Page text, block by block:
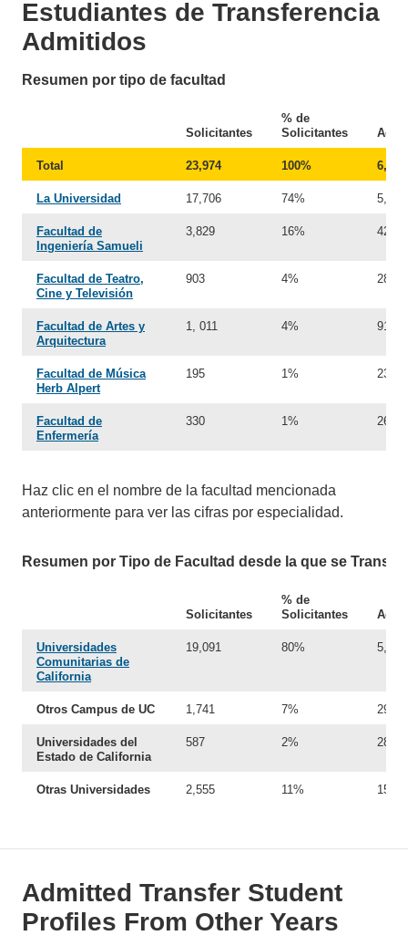
Estudiantes de Transferencia
Admitidos
Resumen por tipo de facultad
Solicitantes
% de
Solicitantes
Total 23,974 100% 6,189
La Universidad 17,706 74% 5,600
Facultad de
Ingeniería Samueli
3,829 16% 421
Facultad de Teatro,
Cine y Televisión
903 4% 28
Facultad de Artes y
Arquitectura
1, 011 4% 91
Facultad de Música
Herb Alpert
195 1% 23
Facultad de
Enfermería
330 1% 26
Haz clic en el nombre de la facultad mencionada
anteriormente para ver las cifras por especialidad.
Resumen por Tipo de Facultad desde la que se
Solicitantes
% de
Solicitantes
Universidades
Comunitarias de
California
19,091 80% 5,715
Otros Campus de UC 1,741 7% 296
Universidades del
Estado de California
587 2% 28
Otras Universidades 2,555 11% 150
Admitted Transfer Student
Profiles From Other Years